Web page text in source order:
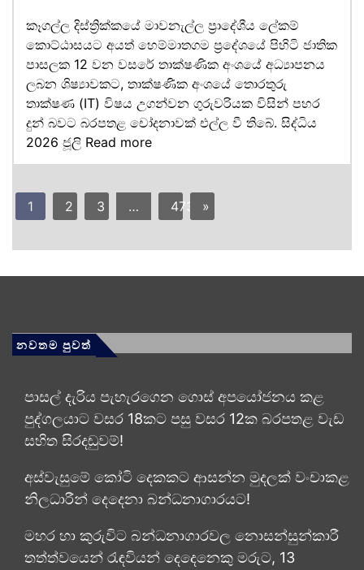
කෑගල්ල දිස්ත්‍රික්කයේ මාවනැල්ල ප්‍රාදේශීය ලේකම්
කොට්ඨාසයට අයත් හෙම්මාතගම ප්‍රදේශයේ පිහිටි ජාතික
පාසලක 12 වන වසරේ තාක්ෂණික අංශයේ අධ්‍යාපනය
ලබන ශිෂ්‍යාවකට, තාක්ෂණික අංශයේ තොරතුරු
තාක්ෂණ (IT) විෂය උගන්වන ගුරුවරියක විසින් පහර
දුන් බවට බරපතළ චෝදනාවක් එල්ල වී තිබේ. සිද්ධිය
2026 ජූලි Read more
1 2 3 … 473 »
නවතම පුවත්
පාසල් දැරිය පැහැරගෙන ගොස් අපයෝජනය කළ
පුද්ගලයාට වසර 18කට පසු වසර 12ක බරපතළ වැඩ
සහිත සිරදඬුවම්!
අස්වැසුමේ කෝටි දෙකකට ආසන්න මුදලක් වංචාකළ
නිලධාරීන් දෙදෙනා බන්ධනාගාරයට!
මහර හා කුරුවිට බන්ධනාගාරවල නොසන්සුන්කාරී
තත්ත්වයෙන් රැඳවියන් දෙදෙනෙකු මරුට, 13